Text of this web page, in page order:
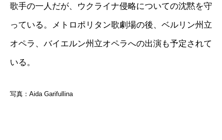
歌手の一人だが、ウクライナ侵略についての沈黙を守
っている。メトロポリタン歌劇場の後、ベルリン州立
オペラ、バイエルン州立オペラへの出演も予定されて
いる。
写真：Aida Garifullina